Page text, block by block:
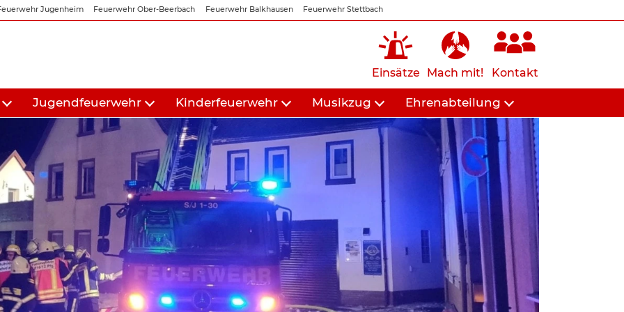
Jugenheim Feuerwehr Ober-Beerbach Feuerwehr Balkhausen Feuerwehr Stettbach
Einsätze Mach mit! Kontakt
Jugendfeuerwehr Kinderfeuerwehr Musikzug Ehrenabteilung